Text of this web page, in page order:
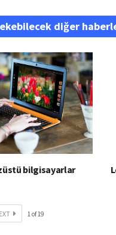
diğer
bilgisayarlar
1of19